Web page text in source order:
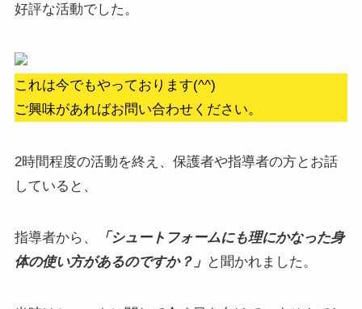
好評な活動でした。
これは今でもやっております(^^)
ご興味があればお問い合わせください。
2時間程度の活動を終え、保護者や指導者の方とお話
していると、
指導者から、
「シュートフォームにも理にかなった身
体の使い方があるのですか？」 と聞かれました。